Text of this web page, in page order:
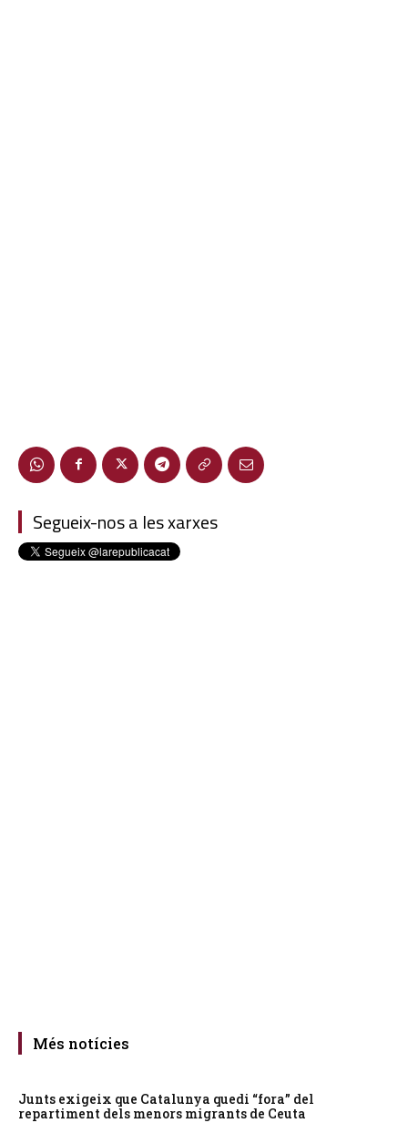
Segueix-nos a les xarxes
Més notícies
Junts exigeix que Catalunya quedi “fora” del
repartiment dels menors migrants de Ceuta